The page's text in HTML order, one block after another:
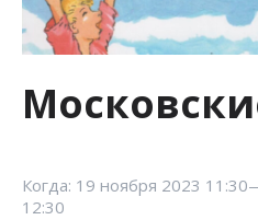
Когда: 19 ноября 2023
12:30